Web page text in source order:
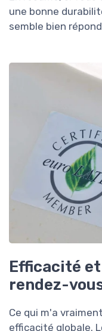
une bonne
semble bien
Efficacité
rendez-
Ce qui m'a
efficacité globale.